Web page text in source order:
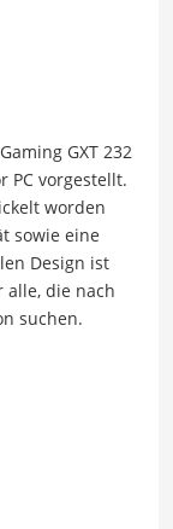
GXT 232
PC vorgestellt.
worden
sowie eine
Design ist
alle, die nach
suchen.